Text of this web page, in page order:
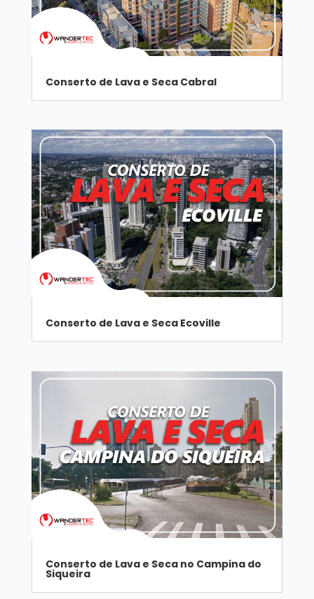
Conserto de Lava e Seca Cabral
Conserto de Lava e Seca Ecoville
Conserto de Lava e Seca no Campina do
Siqueira